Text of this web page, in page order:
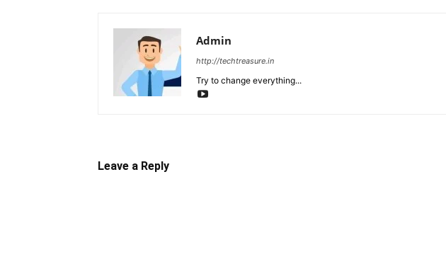
Admin
http://techtreasure.in
Try to change everything...
Leave a Reply